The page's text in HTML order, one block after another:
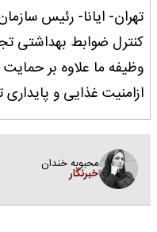
تهران- ایانا- رئیس
کنترل ضوابط بهداشتی
وظیفه ما علاوه بر
ازامنیت غذایی و
محبوبه خندان
خبرنگار